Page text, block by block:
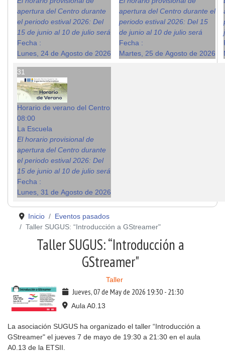
apertura del Centro durante
el periodo estival 2026: Del
15 de junio al 10 de julio será
Fecha :
Lunes, 24 de Agosto de 2026
apertura del Centro durante el
periodo estival 2026: Del 15
de junio al 10 de julio será
Fecha :
Martes, 25 de Agosto de 2026
31
Horario de verano del Centro
08:00
La Escuela
El horario provisional de
apertura del Centro durante
el periodo estival 2026: Del
15 de junio al 10 de julio será
Fecha :
Lunes, 31 de Agosto de 2026
Inicio
Eventos pasados
Taller SUGUS: “Introducción a GStreamer"
Taller SUGUS: “Introducción a
GStreamer"
Taller
Jueves, 07 de May de 2026 19:30- 21:30
Aula A0.13
La asociación SUGUS ha organizado el taller “Introducción a
GStreamer" el jueves 7 de mayo de 19:30 a 21:30 en el aula
A0.13 de la ETSII.